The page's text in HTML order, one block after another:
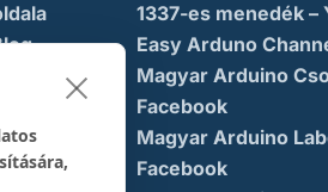
1337-es menedék –
Easy Arduno
Magyar Arduino
Facebook
Magyar Arduino
Facebook